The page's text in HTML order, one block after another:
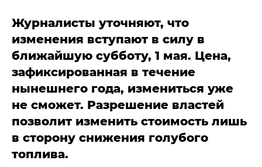
Журналисты уточняют, что
изменения вступают в силу в
ближайшую субботу, 1 мая. Цена,
зафиксированная в течение
нынешнего года, измениться уже
не сможет. Разрешение властей
позволит изменить стоимость лишь
в сторону снижения голубого
топлива.